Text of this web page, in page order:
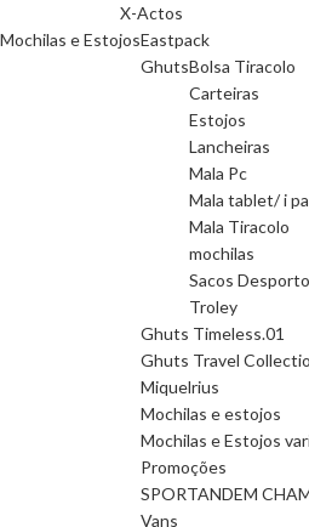
X-Actos
Mochilas e EstojosEastpack
GhutsBolsa Tiracolo
Carteiras
Estojos
Lancheiras
Mala Pc
Mala tablet/ i
Mala Tiracolo
mochilas
Sacos Desporto
Troley
Ghuts Timeless.01
Ghuts Travel
Miquelrius
Mochilas e estojos
Mochilas e Estojos
Promoções
SPORTANDEM
Vans